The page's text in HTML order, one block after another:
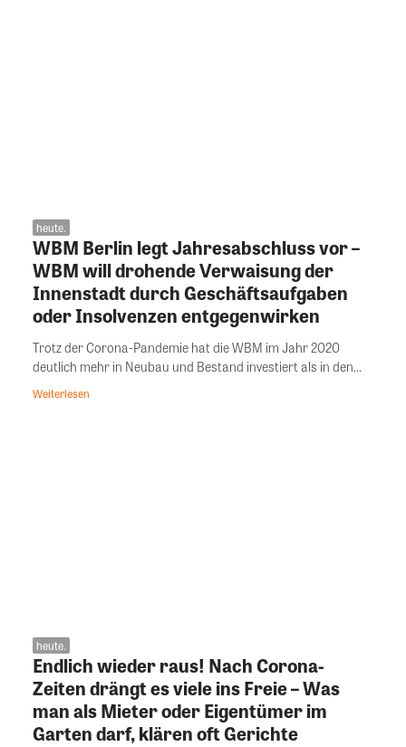
heute.
WBM Berlin legt Jahresabschluss vor –
WBM will drohende Verwaisung der
Innenstadt durch Geschäftsaufgaben
oder Insolvenzen entgegenwirken
Trotz der Corona-Pandemie hat die WBM im Jahr 2020
deutlich mehr in Neubau und Bestand investiert als in den...
Weiterlesen
heute.
Endlich wieder raus! Nach Corona-
Zeiten drängt es viele ins Freie – Was
man als Mieter oder Eigentümer im
Garten darf, klären oft Gerichte